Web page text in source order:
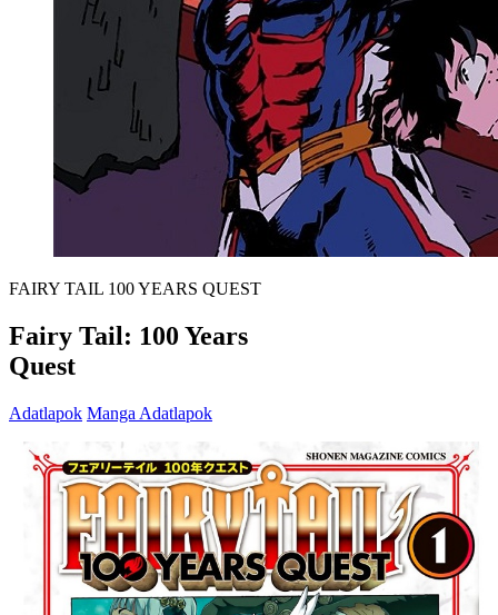
FAIRY TAIL 100 YEARS QUEST
Fairy Tail: 100 Years
Quest
Adatlapok Manga Adatlapok